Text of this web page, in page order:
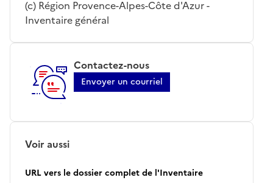
(c) Région Provence-Alpes-Côte d'Azur -
Inventaire général
Contactez-nous
Envoyer un courriel
Voir aussi
URL vers le dossier complet de l'Inventaire